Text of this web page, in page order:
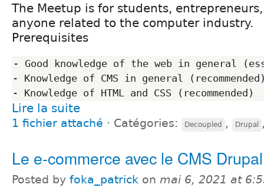
The Meetup is for students,
anyone related to the computer industry.
Prerequisites
- Good knowledge of the web in general
- Knowledge of CMS in general
Lire la suite
1 fichier attaché ⋅ Catégories: Decoupled , Drupal
Le e-commerce avec le CMS Drupal
Posted by foka_patrick on mai 6, 2021 at